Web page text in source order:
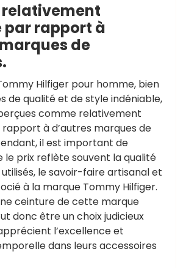
relativement
par rapport à
de
Hilfiger pour homme, bien
de qualité et de style indéniable,
comme relativement
à d’autres marques de
il est important de
le prix reflète souvent la qualité
le savoir-faire artisanal et
à la marque Tommy Hilfiger.
ceinture de cette marque
donc être un choix judicieux
l’excellence et
dans leurs accessoires